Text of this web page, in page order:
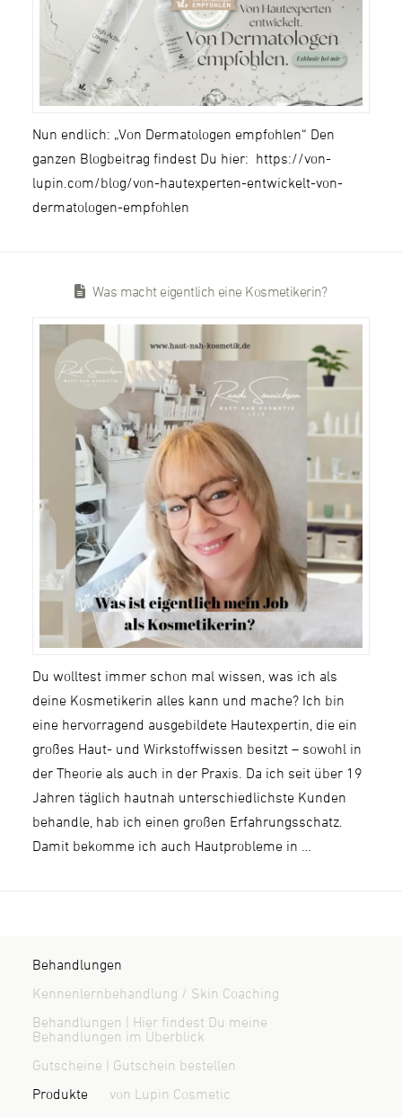
Nun endlich: „Von Dermatologen empfohlen“ Den
ganzen Blogbeitrag findest Du hier: https://von-
lupin.com/blog/von-hautexperten-entwickelt-von-
dermatologen-empfohlen
Was macht eigentlich eine Kosmetikerin?
Du wolltest immer schon mal wissen, was ich als
deine Kosmetikerin alles kann und mache? Ich bin
eine hervorragend ausgebildete Hautexpertin, die ein
großes Haut- und Wirkstoffwissen besitzt – sowohl in
der Theorie als auch in der Praxis. Da ich seit über 19
Jahren täglich hautnah unterschiedlichste Kunden
behandle, hab ich einen großen Erfahrungsschatz.
Damit bekomme ich auch Hautprobleme in …
Behandlungen
Kennenlernbehandlung / Skin Coaching
Behandlungen | Hier findest Du meine
Behandlungen im Überblick
Gutscheine | Gutschein bestellen
Produkte
von Lupin Cosmetic